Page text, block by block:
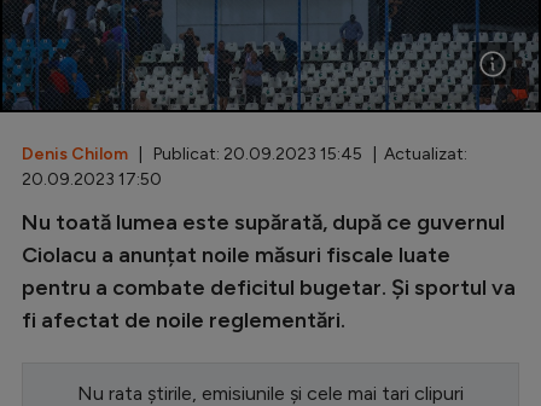
Diverse
Inedit
Champions League
Europa League
Conference League
CM 2026
Denis Chilom | Publicat: 20.09.2023 15:45 | Actualizat:
20.09.2023 17:50
Nu toată lumea este supărată, după ce guvernul
Ciolacu a anunțat noile măsuri fiscale luate
pentru a combate deficitul bugetar. Și sportul va
fi afectat de noile reglementări.
Nu rata știrile, emisiunile și cele mai tari clipuri